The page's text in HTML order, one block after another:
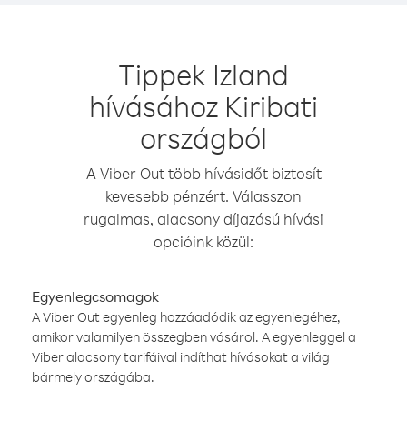
Tippek Izland
hívásához Kiribati
országból
A Viber Out több hívásidőt biztosít
kevesebb pénzért. Válasszon
rugalmas, alacsony díjazású hívási
opcióink közül:
Egyenlegcsomagok
A Viber Out egyenleg hozzáadódik az egyenlegéhez,
amikor valamilyen összegben vásárol. A egyenleggel a
Viber alacsony tarifáival indíthat hívásokat a világ
bármely országába.